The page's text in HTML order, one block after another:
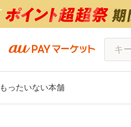
もったいない本舗